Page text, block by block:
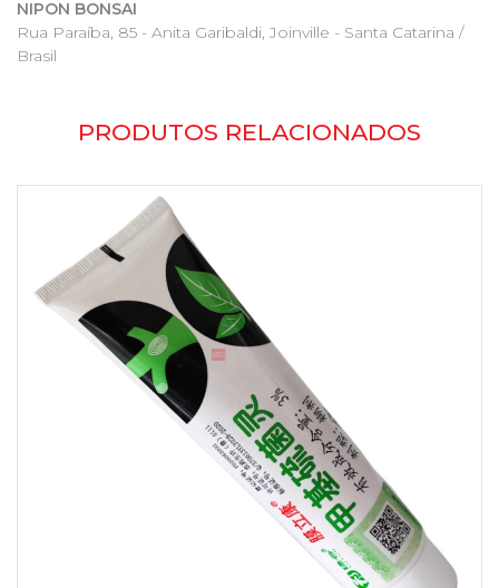
NIPON BONSAI
Rua Paraíba, 85 - Anita Garibaldi, Joinville - Santa Catarina /
Brasil
PRODUTOS RELACIONADOS